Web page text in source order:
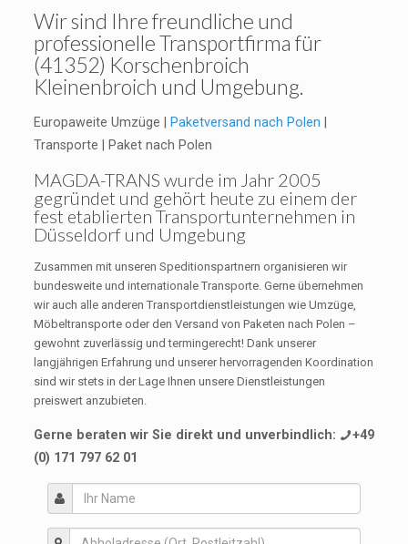
Wir sind Ihre freundliche und
professionelle Transportfirma für
(41352) Korschenbroich
Kleinenbroich und Umgebung.
Europaweite Umzüge | Paketversand nach Polen
Transporte | Paket nach Polen
MAGDA-TRANS wurde im Jahr 2005
gegründet und gehört heute zu einem der
fest etablierten Transportunternehmen in
Düsseldorf und Umgebung
Zusammen mit unseren Speditionspartnern organisieren wir
bundesweite und internationale Transporte. Gerne übernehmen
wir auch alle anderen Transportdienstleistungen wie Umzüge,
Möbeltransporte oder den Versand von Paketen nach Polen –
gewohnt zuverlässig und termingerecht! Dank unserer
langjährigen Erfahrung und unserer hervorragenden Koordination
sind wir stets in der Lage Ihnen unsere Dienstleistungen
preiswert anzubieten.
Gerne beraten wir Sie direkt und unverbindlich:
+49
(0) 171 797 62 01